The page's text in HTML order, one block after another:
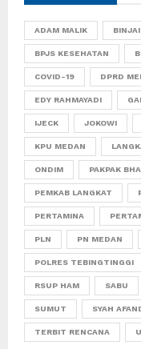
ADAM MALIK BINJAI
BPJS KESEHATAN
COVID-19 DPRD
EDY RAHMAYADI
IJECK JOKOWI
KPU MEDAN
ONDIM PAKPAK
PEMKAB LANGKAT
PERTAMINA
PLN PN MEDAN
POLRES TEBINGTINGGI
RSUP HAM SABU
SUMUT SYAH
TERBIT RENCANA